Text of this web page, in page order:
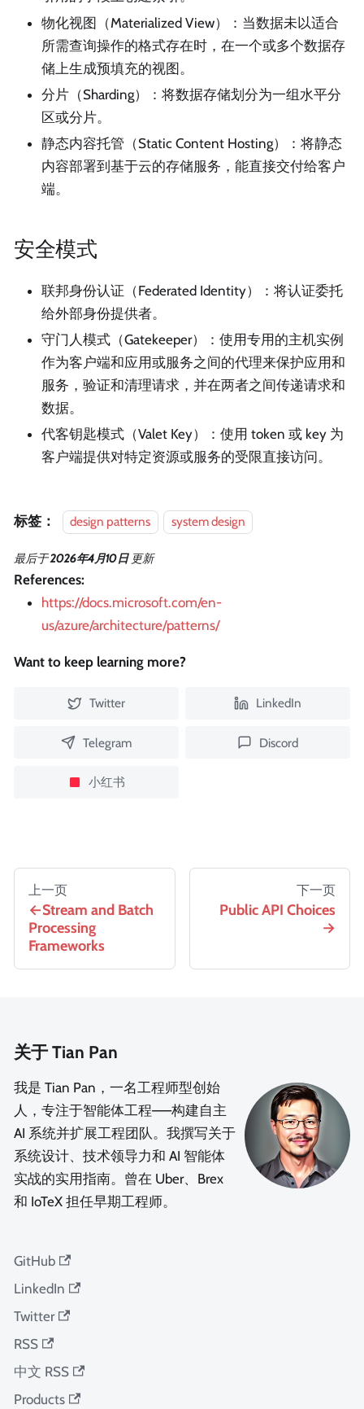
物化视图（Materialized View）：当数据未以适合
所需查询操作的格式存在时，在一个或多个数据存
储上生成预填充的视图。
分片（Sharding）：将数据存储划分为一组水平分
区或分片。
静态内容托管（Static Content Hosting）：将静态
内容部署到基于云的存储服务，能直接交付给客户
端。
安全模式
联邦身份认证（Federated Identity）：将认证委托
给外部身份提供者。
守门人模式（Gatekeeper）：使用专用的主机实例
作为客户端和应用或服务之间的代理来保护应用和
服务，验证和清理请求，并在两者之间传递请求和
数据。
代客钥匙模式（Valet Key）：使用 token 或 key 为
客户端提供对特定资源或服务的受限直接访问。
标签： design patterns system design
最后于2026年4月10日 更新
References:
https://docs.microsoft.com/en-
us/azure/architecture/patterns/
Want to keep learning more?
Twitter LinkedIn
Telegram Discord
小红书
上一页
Stream and Batch
Processing
Frameworks
下一页
Public API Choices
关于 Tian Pan
我是 Tian Pan，一名工程师型创始
人，专注于智能体工程——构建自主
AI 系统并扩展工程团队。我撰写关于
系统设计、技术领导力和 AI 智能体
实战的实用指南。曾在 Uber、Brex
和 IoTeX 担任早期工程师。
GitHub
LinkedIn
Twitter
RSS
中文 RSS
Products